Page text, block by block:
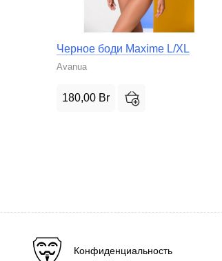
Черное боди Maxime L/XL
Avanua
180,00 Br
Конфиденциальность